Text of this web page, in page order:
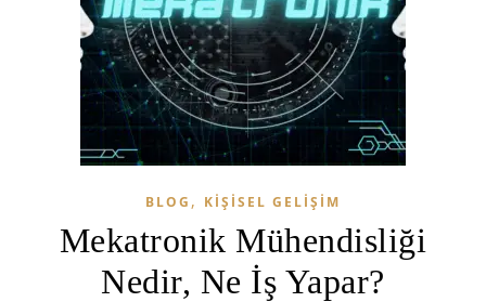
BLOG , KIŞISEL GELIŞIM
Mekatronik Mühendisliği
Nedir, Ne İş Yapar?